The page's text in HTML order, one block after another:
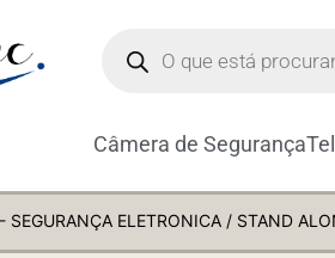
Câmera de Segurança
SEGURANÇA ELETRONICA / STAND